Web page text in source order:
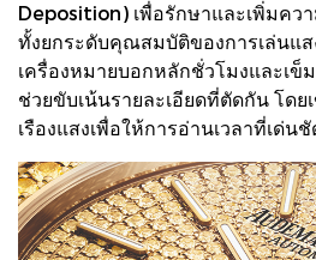
Deposition) เพื่อรักษาและเพิ่มคว
ทั้งยกระดับคุณสมบัติของการเล่นแ
เครื่องหมายบอกหลักชั่วโมงและเข็
ช่วยขับเน้นรายละเอียดที่ตัดกัน โดย
เรืองแสงเพื่อให้การอ่านเวลาที่เด่